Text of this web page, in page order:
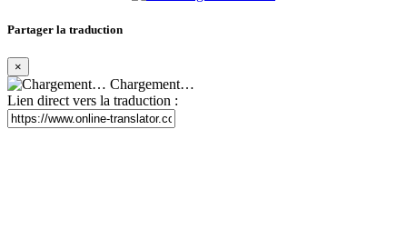
Partager la traduction
×
Chargement…
Lien direct vers la traduction :